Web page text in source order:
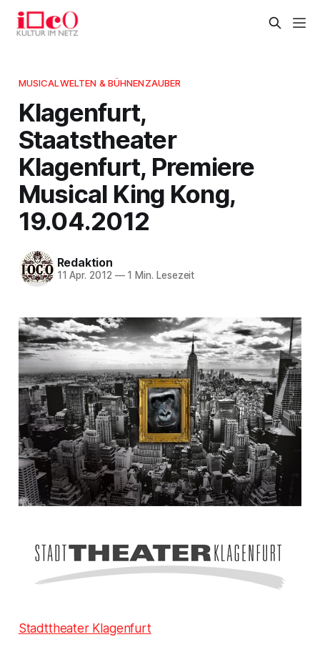
MUSICALWELTEN & BÜHNENZAUBER
Klagenfurt,
Staatstheater
Klagenfurt, Premiere
Musical King Kong,
19.04.2012
Redaktion
11 Apr. 2012 —1 Min. Lesezeit
Stadttheater Klagenfurt